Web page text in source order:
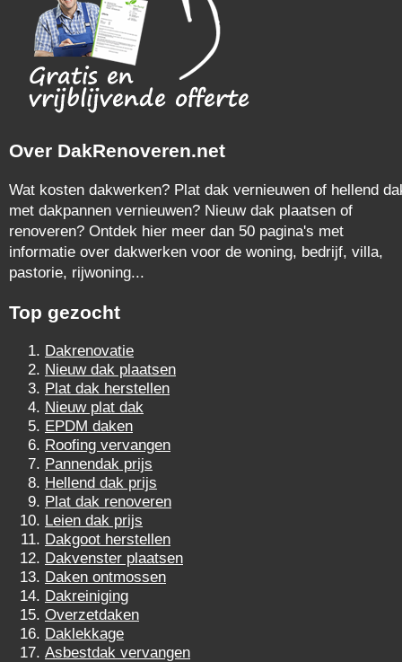
Over DakRenoveren.net
Wat kosten dakwerken? Plat dak vernieuwen of hellend
met dakpannen vernieuwen? Nieuw dak plaatsen of
renoveren? Ontdek hier meer dan 50 pagina's met
informatie over dakwerken voor de woning, bedrijf, villa,
pastorie, rijwoning...
Top gezocht
Dakrenovatie
Nieuw dak plaatsen
Plat dak herstellen
Nieuw plat dak
EPDM daken
Roofing vervangen
Pannendak prijs
Hellend dak prijs
Plat dak renoveren
Leien dak prijs
Dakgoot herstellen
Dakvenster plaatsen
Daken ontmossen
Dakreiniging
Overzetdaken
Daklekkage
Asbestdak vervangen